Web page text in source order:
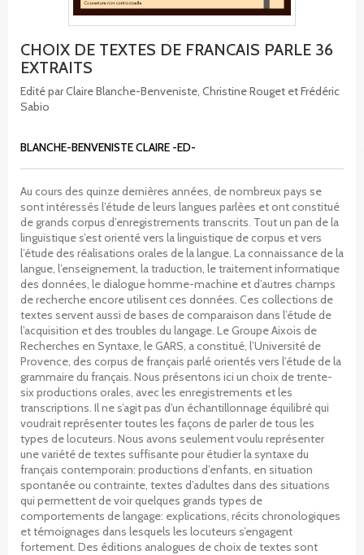
CHOIX DE TEXTES DE FRANCAIS PARLE 36
EXTRAITS
Edité par Claire Blanche-Benveniste, Christine Rouget et Frédéric
Sabio
BLANCHE-BENVENISTE CLAIRE -ED-
Au cours des quinze dernières années, de nombreux pays se
sont intéressés l’étude de leurs langues parlèes et ont constitué
de grands corpus d’enregistrements transcrits. Tout un pan de la
linguistique s’est orienté vers la linguistique de corpus et vers
l’étude des réalisations orales de la langue. La connaissance de la
langue, l’enseignement, la traduction, le traitement informatique
des données, le dialogue homme-machine et d’autres champs
de recherche encore utilisent ces données. Ces collections de
textes servent aussi de bases de comparaison dans l’étude de
l’acquisition et des troubles du langage. Le Groupe Aixois de
Recherches en Syntaxe, le GARS, a constitué, l’Université de
Provence, des corpus de français parlé orientés vers l’étude de la
grammaire du français. Nous présentons ici un choix de trente-
six productions orales, avec les enregistrements et les
transcriptions. Il ne s’agit pas d’un échantillonnage équilibré qui
voudrait représenter toutes les façons de parler de tous les
types de locuteurs. Nous avons seulement voulu représenter
une variété de textes suffisante pour étudier la syntaxe du
français contemporain: productions d’enfants, en situation
spontanée ou contrainte, textes d’adultes dans des situations
qui permettent de voir quelques grands types de
comportements de langage: explications, récits chronologiques
et témoignages dans lesquels les locuteurs s’engagent
fortement. Des éditions analogues de choix de textes sont